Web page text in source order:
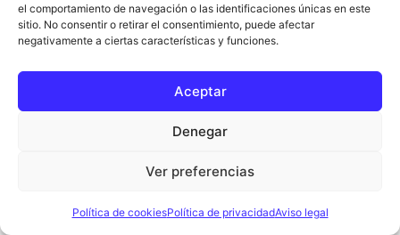
el comportamiento de navegación o las identificaciones únicas en este
sitio. No consentir o retirar el consentimiento, puede afectar
negativamente a ciertas características y funciones.
Aceptar
Denegar
Ver preferencias
Política de cookiesPolítica de privacidadAviso legal
Inicio Ciencia del tiempo
Términos y condiciones
Contacto